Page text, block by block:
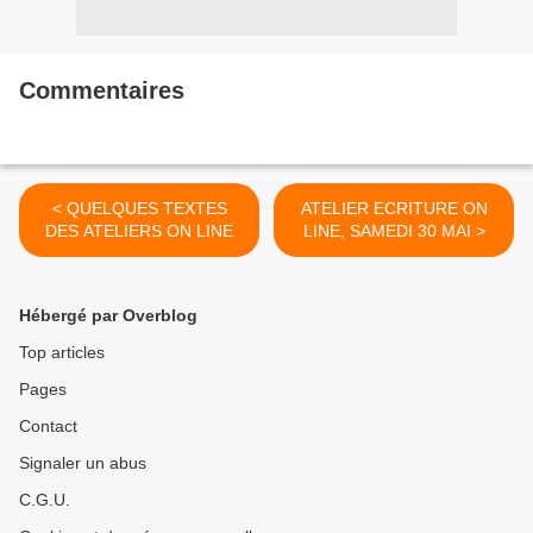
Commentaires
< QUELQUES TEXTES
DES ATELIERS ON LINE
ATELIER ECRITURE ON
LINE, SAMEDI 30 MAI >
Hébergé par Overblog
Top articles
Pages
Contact
Signaler un abus
C.G.U.